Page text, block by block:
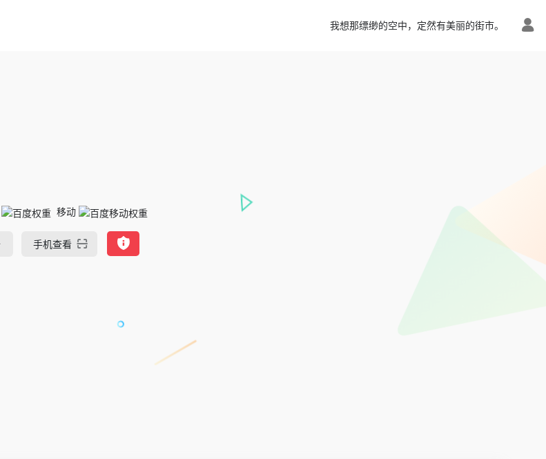
我想那缥缈的空中，定然有美丽的街市。
移动
手机查看